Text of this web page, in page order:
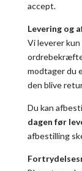
accept.
Levering og
Vi leverer kun
modtager du
den blive
Du kan
dagen før
afbestilling